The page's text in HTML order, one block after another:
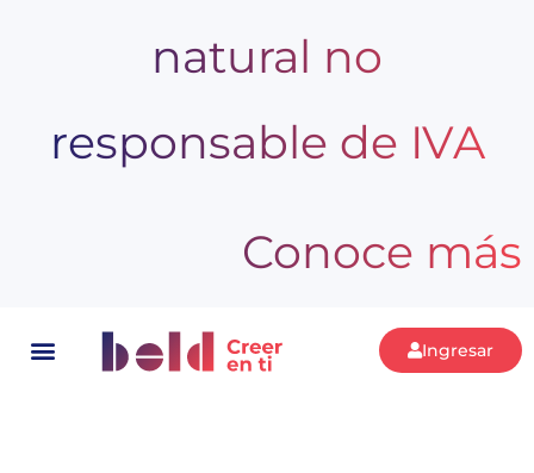
natural no
responsable de IVA
Conoce más
Ingresar